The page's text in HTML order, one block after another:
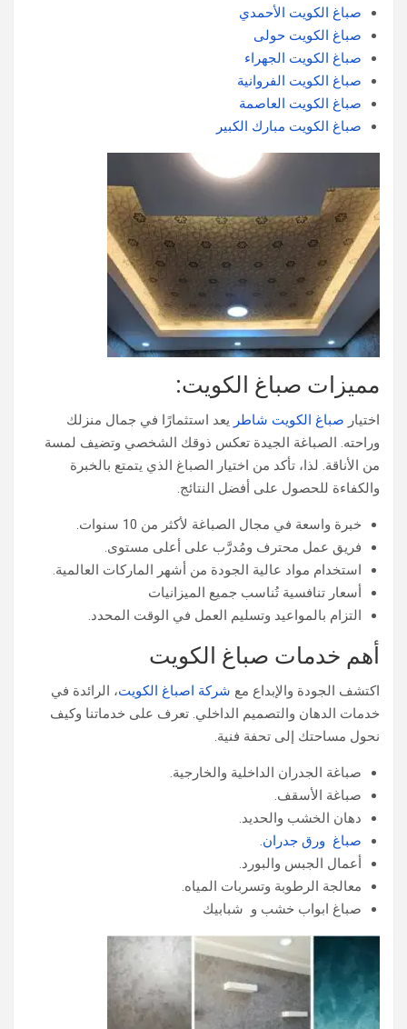
صباغ الكويت الأحمدي
صباغ الكويت حولى
صباغ الكويت الجهراء
صباغ الكويت الفروانية
صباغ الكويت العاصمة
صباغ الكويت مبارك الكبير
مميزات صباغ الكويت:
اختيار صباغ الكويت شاطر يعد استثمارًا في جمال منزلك
وراحته. الصباغة الجيدة تعكس ذوقك الشخصي وتضيف لمسة
من الأناقة. لذا، تأكد من اختيار الصباغ الذي يتمتع بالخبرة
والكفاءة للحصول على أفضل النتائج.
خبرة واسعة في مجال الصباغة لأكثر من 10 سنوات.
فريق عمل محترف ومُدرَّب على أعلى مستوى.
استخدام مواد عالية الجودة من أشهر الماركات العالمية.
أسعار تنافسية تُناسب جميع الميزانيات
التزام بالمواعيد وتسليم العمل في الوقت المحدد.
أهم خدمات صباغ الكويت
اكتشف الجودة والإبداع مع شركة اصباغ الكويت، الرائدة في
خدمات الدهان والتصميم الداخلي. تعرف على خدماتنا وكيف
نحول مساحتك إلى تحفة فنية.
صباغة الجدران الداخلية والخارجية.
صباغة الأسقف.
دهان الخشب والحديد.
صباغ ورق جدران.
أعمال الجبس والبورد.
معالجة الرطوبة وتسربات المياه.
صباغ ابواب خشب و شبابيك